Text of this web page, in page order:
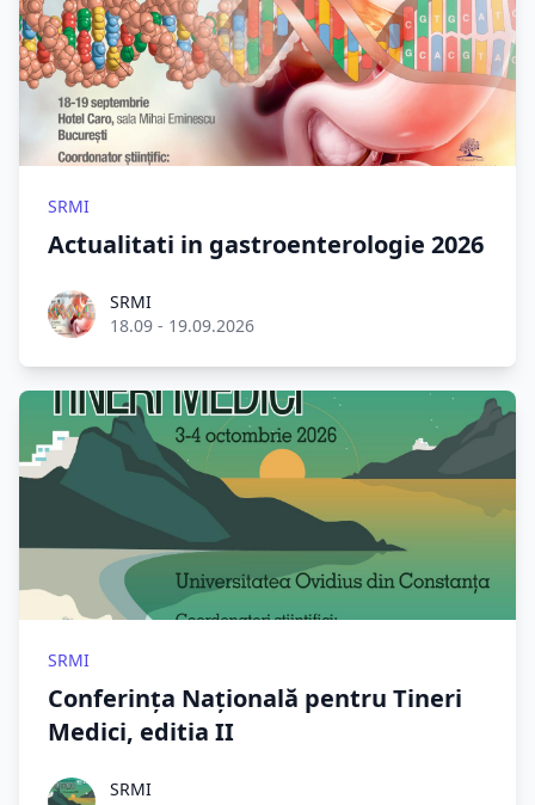
SRMI
Actualitati in gastroenterologie 2026
Roel Aufderehar
SRMI
18.09 - 19.09.2026
SRMI
Conferința Națională pentru Tineri
Medici, editia II
Roel Aufderehar
SRMI